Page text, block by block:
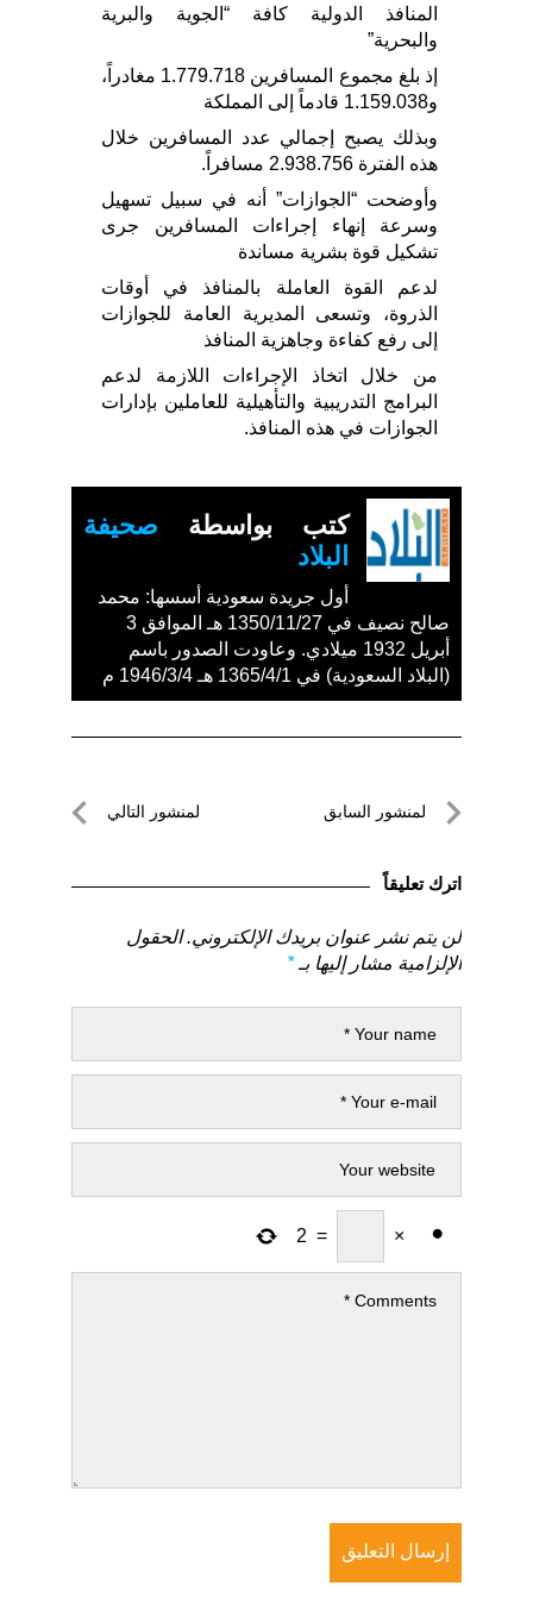
المنافذ الدولية كافة “الجوية والبرية
والبحرية”
إذ بلغ مجموع المسافرين 1.779.718 مغادراً،
و1.159.038 قادماً إلى المملكة
وبذلك يصبح إجمالي عدد المسافرين خلال
هذه الفترة 2.938.756 مسافراً.
وأوضحت “الجوازات” أنه في سبيل تسهيل
وسرعة إنهاء إجراءات المسافرين جرى
تشكيل قوة بشرية مساندة
لدعم القوة العاملة بالمنافذ في أوقات
الذروة، وتسعى المديرية العامة للجوازات
إلى رفع كفاءة وجاهزية المنافذ
من خلال اتخاذ الإجراءات اللازمة لدعم
البرامج التدريبية والتأهيلية للعاملين بإدارات
الجوازات في هذه المنافذ.
كتب بواسطة صحيفة
البلاد
أول جريدة سعودية أسسها: محمد
صالح نصيف في 1350/11/27 هـ الموافق 3
أبريل 1932 ميلادي. وعاودت الصدور باسم
(البلاد السعودية) في 1365/4/1 هـ 1946/3/4 م
تصفّحلمنشور السابق
السابق
لمنشور التالي
اترك تعليقاً
لن يتم نشر عنوان بريدك الإلكتروني. الحقول
الإلزامية مشار إليها بـ*
×
=
2